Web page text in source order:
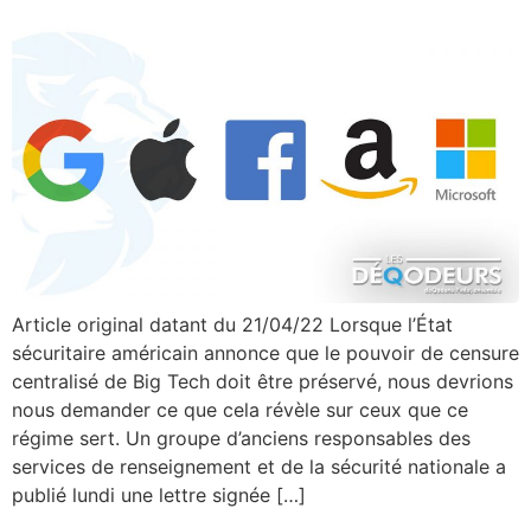
Article original datant du 21/04/22 Lorsque l’État
sécuritaire américain annonce que le pouvoir de censure
centralisé de Big Tech doit être préservé, nous devrions
nous demander ce que cela révèle sur ceux que ce
régime sert. Un groupe d’anciens responsables des
services de renseignement et de la sécurité nationale a
publié lundi une lettre signée […]